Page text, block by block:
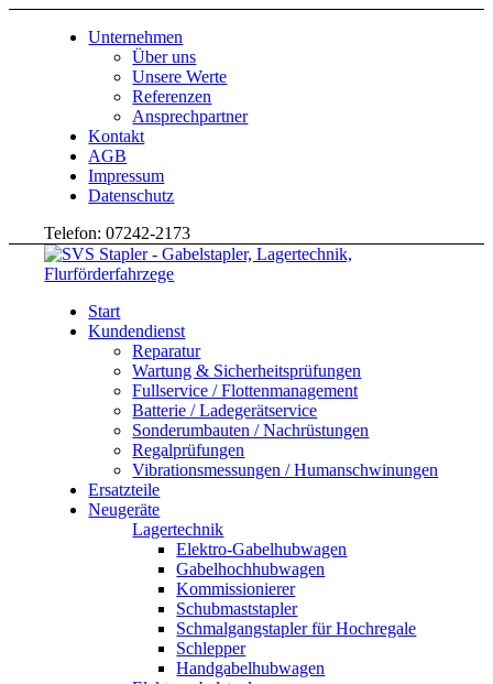
Unternehmen
Über uns
Unsere Werte
Referenzen
Ansprechpartner
Kontakt
AGB
Impressum
Datenschutz
Telefon: 07242-2173
Start
Kundendienst
Reparatur
Wartung & Sicherheitsprüfungen
Fullservice / Flottenmanagement
Batterie / Ladegerätservice
Sonderumbauten / Nachrüstungen
Regalprüfungen
Vibrationsmessungen / Humanschwinungen
Ersatzteile
Neugeräte
Lagertechnik
Elektro-Gabelhubwagen
Gabelhochhubwagen
Kommissionierer
Schubmaststapler
Schmalgangstapler für Hochregale
Schlepper
Handgabelhubwagen